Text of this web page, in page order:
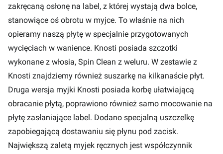
zakręcaną osłonę na label, z której wystają dwa bolce,
stanowiące oś obrotu w myjce. To właśnie na nich
opieramy naszą płytę w specjalnie przygotowanych
wycięciach w wanience. Knosti posiada szczotki
wykonane z włosia, Spin Clean z weluru. W zestawie z
Knosti znajdziemy również suszarkę na kilkanaście płyt.
Druga wersja myjki Knosti posiada korbę ułatwiającą
obracanie płytą, poprawiono również samo mocowanie na
płytę zasłaniające label. Dodano specjalną uszczelkę
zapobiegającą dostawaniu się płynu pod zacisk.
Największą zaletą myjek ręcznych jest współczynnik